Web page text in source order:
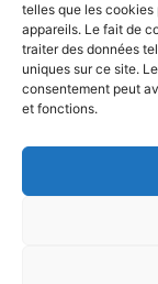
telles que les
appareils. Le fait de
traiter des données
uniques sur ce site.
consentement peut
et fonctions.
LE PULL